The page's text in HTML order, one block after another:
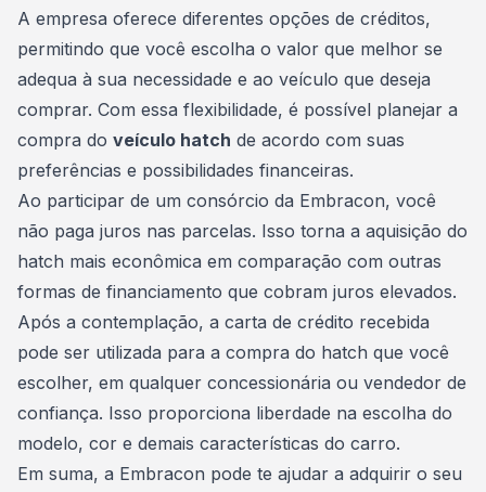
A empresa oferece diferentes opções de créditos,
permitindo que você escolha o valor que melhor se
adequa à sua necessidade e ao veículo que deseja
comprar. Com essa flexibilidade, é possível planejar a
compra do veículo hatch de acordo com suas
preferências e possibilidades financeiras.
Ao participar de um consórcio da Embracon, você
não paga juros nas parcelas. Isso torna a aquisição do
hatch mais econômica em comparação com outras
formas de financiamento que cobram juros elevados.
Após a contemplação, a carta de crédito recebida
pode ser utilizada para a compra do hatch que você
escolher, em qualquer concessionária ou vendedor de
confiança. Isso proporciona liberdade na escolha do
modelo, cor e demais características do carro.
Em suma, a Embracon pode te ajudar a adquirir o seu